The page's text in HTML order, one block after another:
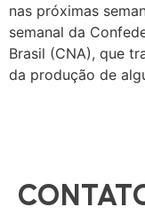
nas próximas
semanal da
Brasil (CNA), que
da produção de